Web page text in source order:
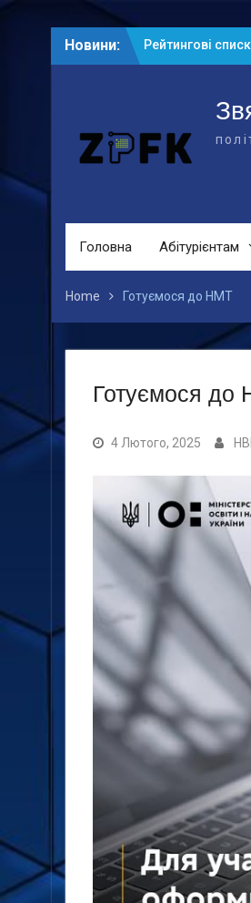
Новини:
Рейтингові
основі БСО
Наказ про
Головна Абітурієнтам
Home Готуємося до НМТ
Готуємося до
4 Лютого, 2025